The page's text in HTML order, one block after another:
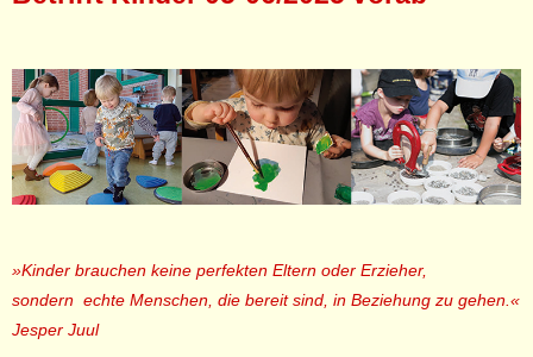
»Kinder brauchen keine perfekten Eltern oder Erzieher,
sondern echte Menschen, die bereit sind, in Beziehung zu gehen.«
Jesper Juul